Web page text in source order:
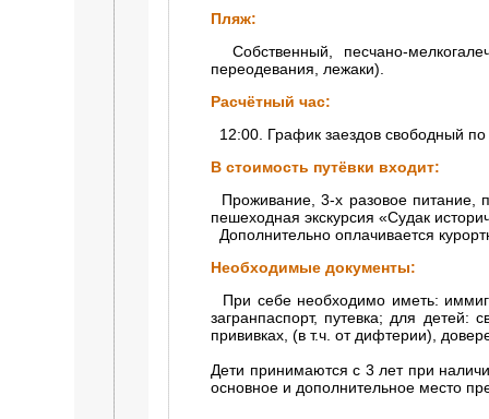
Пляж:
Собственный, песчано-
переодевания, лежаки).
Расчётный час:
12:00. График заездов свободный
В стоимость путёвки входит:
Проживание, 3-х разовое питание,
пешеходная экскурсия «Судак
Дополнительно оплачивается
Необходимые документы:
При себе необходимо иметь:
загранпаспорт, путевка; для детей:
прививках, (в т.ч. от дифтерии),
Дети принимаются с 3 лет при
основное и дополнительное место